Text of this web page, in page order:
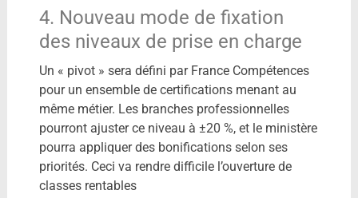
4. Nouveau mode de fixation
des niveaux de prise en charge
Un « pivot » sera défini par France Compétences
pour un ensemble de certifications menant au
même métier. Les branches professionnelles
pourront ajuster ce niveau à ±20 %, et le ministère
pourra appliquer des bonifications selon ses
priorités.​ Ceci va rendre difficile l’ouverture de
classes rentables